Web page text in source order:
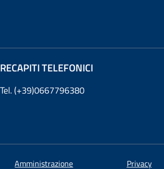
RECAPITI TELEFONICI
Tel. (+39)0667796380
Amministrazione Privacy